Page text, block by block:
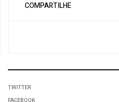
COMPARTILHE
TWITTER